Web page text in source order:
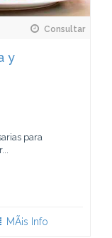
Consultar
y
para
MÃ¡s Info